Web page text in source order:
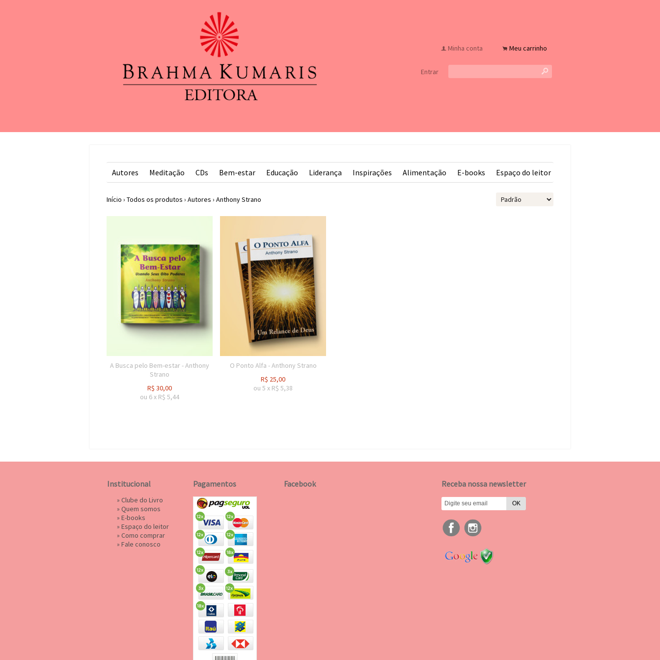
f Minha conta . Meu carrinho
Entrar s
Autores Meditação CDs Bem-estar Educação Liderança Inspirações Alimentação E-books Espaço do leitor
Início › Todos os produtos › Autores › Anthony Strano
A Busca pelo Bem-estar - Anthony
Strano
R$ 30,00
ou 6x R$ 5,44
O Ponto Alfa - Anthony Strano
R$ 25,00
ou 5 x R$ 5,38
Institucional
» Clube do Livro
» Quem somos
» E-books
» Espaço do leitor
» Como comprar
» Fale conosco
Pagamentos Facebook Receba nossa newsletter